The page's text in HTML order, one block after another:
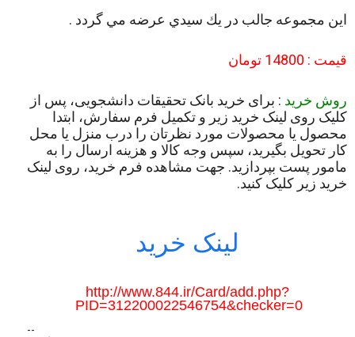
اين مجموعه جالب در يك سيدي عرضه مي گردد .
قیمت : 14800 تومان
روش خرید : برای خرید بانک تحقیقات دانشجویی، پس از
کلیک روی لینک خرید زیر و تکمیل فرم سفارش، ابتدا
محصول یا محصولات مورد نظرتان را درب منزل یا محل
کار تحویل بگیرید، سپس وجه کالا و هزینه ارسال را به
مامور پست بپردازید. جهت مشاهده فرم خرید، روی لینک
خرید زیر کلیک کنید.
لینک خرید
http://www.844.ir/Card/add.php?
PID=312200022546754&checker=0
--